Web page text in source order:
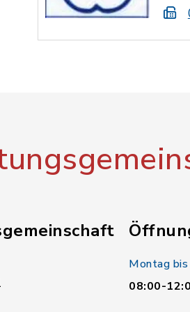
Montag
08:00-